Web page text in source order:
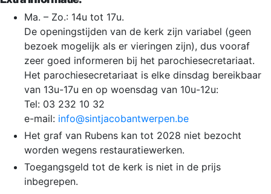
Ma. – Zo.: 14u tot 17u.
De openingstijden van de kerk zijn variabel (geen
bezoek mogelijk als er vieringen zijn), dus vooraf
zeer goed informeren bij het parochiesecretariaat.
Het parochiesecretariaat is elke dinsdag bereikbaar
van 13u-17u en op woensdag van 10u-12u:
Tel: 03 232 10 32
e-mail: info@sintjacobantwerpen.be
Het graf van Rubens kan tot 2028 niet bezocht
worden wegens restauratiewerken.
Toegangsgeld tot de kerk is niet in de prijs
inbegrepen.